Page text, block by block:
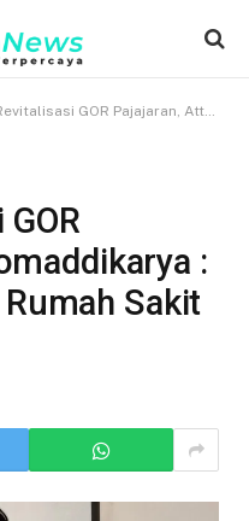
Pajajaran, Atty Somaddikarya : Mending Bangun Rumah Sakit Tipe C!
:
Sakit